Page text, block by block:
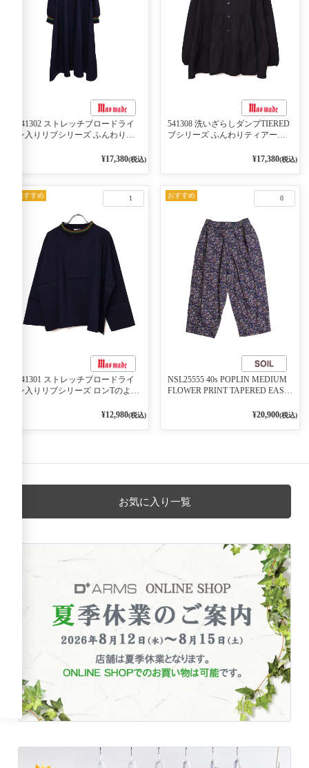
541302 ストレッチブロードライ
ン入りリブシリーズ ふんわりス
¥17,380(税込)
541308 洗いざらしダンプTIERED
ブシリーズ ふんわりティアード
¥17,380(税込)
1
おすすめ
541301 ストレッチブロードライ
ン入りリブシリーズ ロンTのよう
プルオーバー 79ネイビー¥12,980(税込)
0
おすすめ
NSL25555 40s POPLIN MEDIUM
FLOWER PRINT TAPERED EASY
¥20,900(税込)
お気に入り一覧